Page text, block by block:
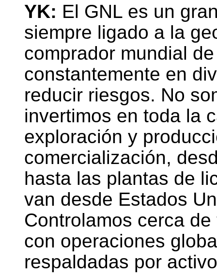
YK: El GNL es un
siempre ligado a la
comprador mundial
constantemente en
reducir riesgos. No
invertimos en toda la
exploración y
comercialización,
hasta las plantas de
van desde Estados
Controlamos cerca
con operaciones
respaldadas por